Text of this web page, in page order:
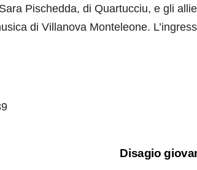
Pischedda, di Quartucciu, e gli
di Villanova Monteleone.
Disagio